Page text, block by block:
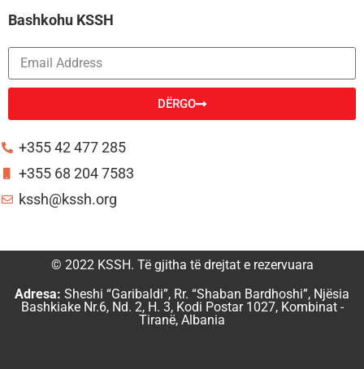
Bashkohu KSSH
DËRGO
+355 42 477 285
+355 68 204 7583
kssh@kssh.org
© 2022 KSSH. Të gjitha të drejtat e rezervuara
Adresa: Sheshi “Garibaldi”, Rr. “Shaban Bardhoshi”, Njësia
Bashkiake Nr.6, Nd. 2, H. 3, Kodi Postar 1027, Kombinat -
Tiranë, Albania